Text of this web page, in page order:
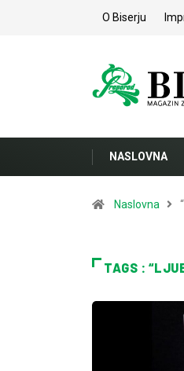
O Biserju
NASLOVNA
Naslovna
TAGS :